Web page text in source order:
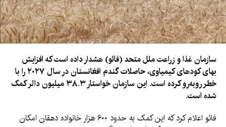
سازمان غذا و زراعت ملل متحد (فائو) هشدار داده است که افزایش
بهای کودهای کیمیاوی، حاصلات گندم افغانستان در سال ۲۰۲۷ را با
خطر روبه‌رو کرده است. این سازمان خواستار ۳۸.۳ میلیون دالر کمک
شده است.
فائو اعلام کرد که این کمک به حدود ۶۰۰ هزار خانواده دهقان امکان